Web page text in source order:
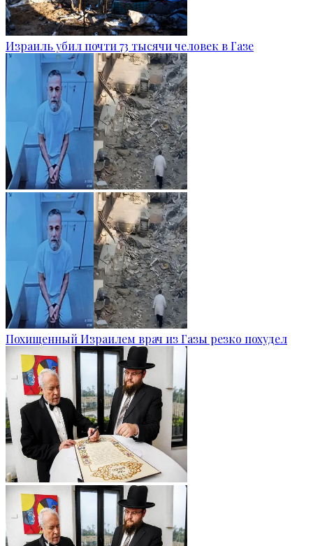
Израиль убил почти 73 тысячи человек в Газе
Похищенный Израилем врач из Газы резко похудел